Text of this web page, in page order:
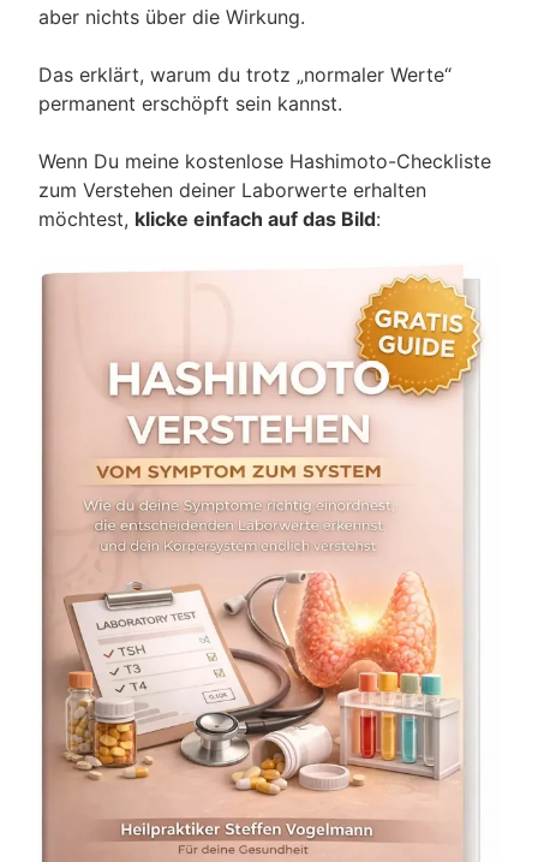
aber nichts über die Wirkung.
Das erklärt, warum du trotz „normaler Werte“
permanent erschöpft sein kannst.
Wenn Du meine kostenlose Hashimoto-Checkliste
zum Verstehen deiner Laborwerte erhalten
möchtest, klicke einfach auf das Bild: